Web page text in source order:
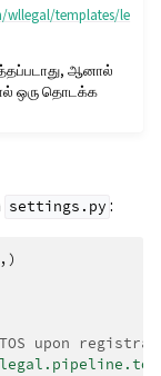
templates/le
ஆனால்
ஒரு தொடக்க
settings.py :
,)
upon